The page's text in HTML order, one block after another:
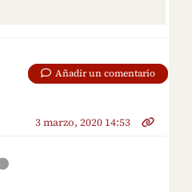
Añadir un comentario
3 marzo, 2020 14:53